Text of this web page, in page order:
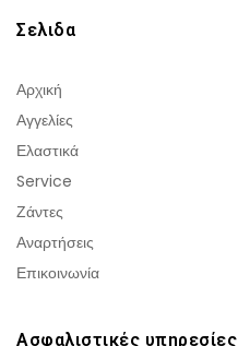
Σελιδα
Αρχική
Αγγελίες
Ελαστικά
Service
Ζάντες
Αναρτήσεις
Επικοινωνία
Ασφαλιστικές υπηρεσίες